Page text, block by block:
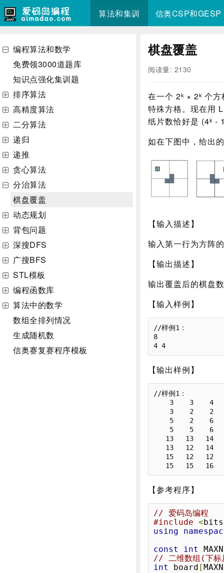
算法和集训 信奥CSP和GESP
编程算法和数学
免费领3000道题库
知识点强化集训题
排序算法
高精度算法
二分算法
递归
递推
贪心算法
分治算法
棋盘覆盖
动态规划
背包问题
深搜DFS
广搜BFS
STL模板
编程函数库
算法中的数学
数组全排列情况
生成随机数
信奥赛复赛程序模板
棋盘覆盖
阅读量: 2130
在一个 2ᵏ × 2ᵏ 个
特殊方格。现在用
纸片数恰好是 (4ᵏ -
如在下图中，给出
【输入描述】
输入第一行为方阵
【输出描述】
输出覆盖后的棋盘
【输入样例】
//样例1：
8
【输出样例】
//样例1：
【参考程序】
// 爱码岛编程
#include < bits
using
const
int
// 二维数组(下标
int
board [ MAXN